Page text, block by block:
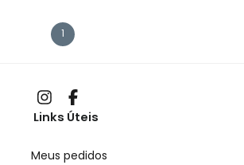
1
Links Úteis
Meus pedidos